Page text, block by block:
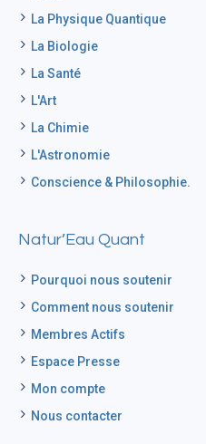
La Physique Quantique
La Biologie
La Santé
L'Art
La Chimie
L'Astronomie
Conscience & Philosophie.
Natur’Eau Quant
Pourquoi nous soutenir
Comment nous soutenir
Membres Actifs
Espace Presse
Mon compte
Nous contacter